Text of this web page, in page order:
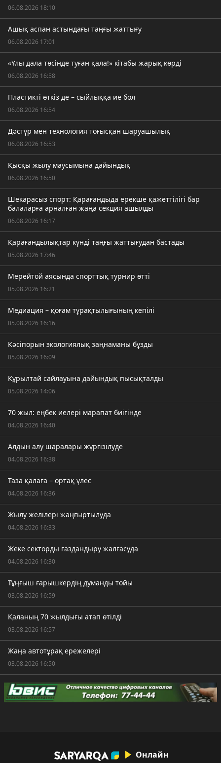
06.08.2026 18:10
Ашық аспан астындағы таңғы жаттығу
06.08.2026 17:01
«Ұлы дала төсінде туған қала!» кітабы жарық көрді
06.08.2026 16:58
Пластикті өткіз де – сыйлыққа ие бол
06.08.2026 16:54
Дәстүр мен технология тоғысқан шаруашылық
06.08.2026 16:53
Қысқы жылу маусымына дайындық
06.08.2026 16:50
Шекарасыз спорт: Қарағандыда ерекше қажеттілігі бар
балаларға арналған жаңа секция ашылды
06.08.2026 16:17
Қарағандылықтар күнді таңғы жаттығудан бастады
05.08.2026 17:46
Мерейтой аясында спорттық турнир өтті
05.08.2026 16:21
Медиация – қоғам тұрақтылығының кепілі
05.08.2026 16:16
Кәсіпорын экологиялық заңнаманы бұзды
05.08.2026 16:09
Құрылтай сайлауына дайындық пысықталды
05.08.2026 14:06
70 жыл: еңбек иелері марапат биігінде
04.08.2026 16:40
Алдын алу шаралары жүргізілуде
04.08.2026 16:38
Таза қалаға – ортақ үлес
04.08.2026 16:36
Жылу желілері жаңғыртылуда
04.08.2026 16:33
Жеке секторды газдандыру жалғасуда
04.08.2026 16:30
Тұңғыш ғарышкердің думанды тойы
03.08.2026 16:59
Қаланың 70 жылдығы атап өтілді
03.08.2026 16:57
Жаңа автотұрақ ережелері
03.08.2026 16:50
Онлайн